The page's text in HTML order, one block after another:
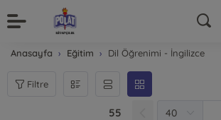
Anasayfa Eğitim Dil Öğrenimi - İngilizce
Filtre
55